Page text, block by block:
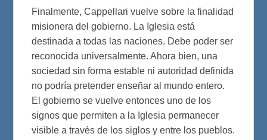
Finalmente, Cappellari vuelve sobre la finalidad
misionera del gobierno. La Iglesia está
destinada a todas las naciones. Debe poder ser
reconocida universalmente. Ahora bien, una
sociedad sin forma estable ni autoridad definida
no podría pretender enseñar al mundo entero.
El gobierno se vuelve entonces uno de los
signos que permiten a la Iglesia permanecer
visible a través de los siglos y entre los pueblos.